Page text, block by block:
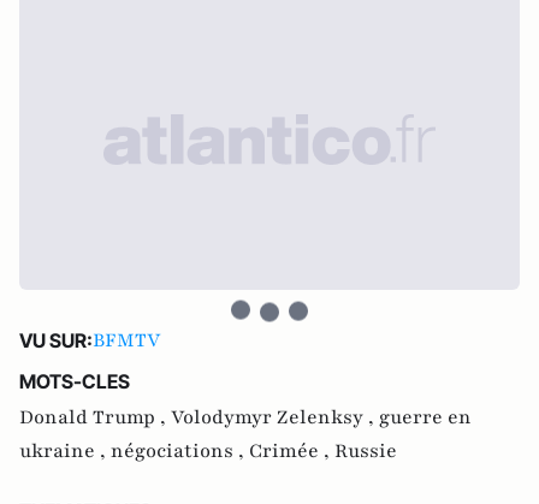
VU SUR:BFMTV
MOTS-CLES
Donald Trump , Volodymyr Zelenksy , guerre en
ukraine , négociations , Crimée , Russie